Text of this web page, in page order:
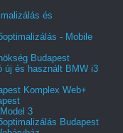
és
- Mobile
Budapest
új és használt BMW i3
Komplex Web+
3
Budapest